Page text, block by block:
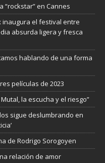
“rockstar” en Cannes
inaugura el festival entre
absurda ligera y fresca
hablando de una forma
películas de 2023
Mutal, la escucha y el riesgo”
sigue deslumbrando en
de Rodrigo Sorogoyen
relación de amor